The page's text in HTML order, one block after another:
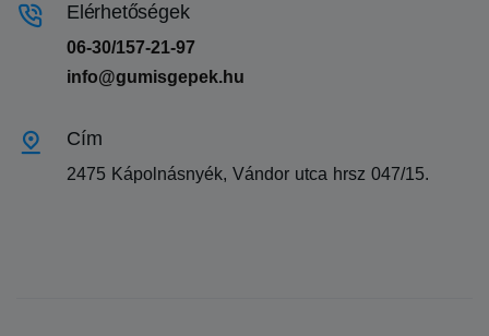
Elérhetőségek
06-30/157-21-97
info@gumisgepek.hu
Cím
2475 Kápolnásnyék, Vándor utca hrsz 047/15.